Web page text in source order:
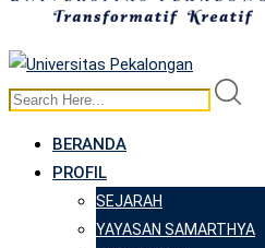
BERANDA
PROFIL
SEJARAH
YAYASAN SAMARTHYA